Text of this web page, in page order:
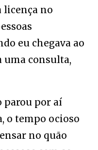
licença no
eu chegava ao
uma consulta,
parou por aí
o tempo ocioso
no quão